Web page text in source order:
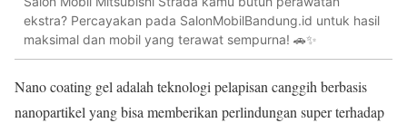
ekstra? Percayakan pada SalonMobilBandung.id untuk hasil
maksimal dan mobil yang terawat sempurna! 🚗✨
Nano coating gel adalah teknologi pelapisan canggih berbasis
nanopartikel yang bisa memberikan perlindungan super terhadap